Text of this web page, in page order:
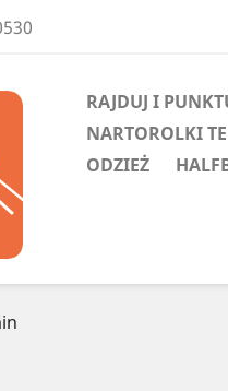
RAJDUJ I
NARTOROLKI
ODZIEŻ